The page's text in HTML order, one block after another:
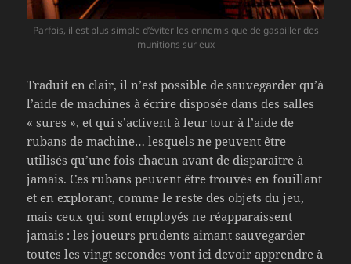
Parfois, il est plus simple d’éviter les ennemis que de gaspiller des
munitions sur eux
Traduit en clair, il n’est possible de sauvegarder qu’à
l’aide de machines à écrire disposée dans des salles
« sures », et qui s’activent à leur tour à l’aide de
rubans de machine… lesquels ne peuvent être
utilisés qu’une fois chacun avant de disparaître à
jamais. Ces rubans peuvent être trouvés en fouillant
et en explorant, comme le reste des objets du jeu,
mais ceux qui sont employés ne réapparaissent
jamais : les joueurs prudents aimant sauvegarder
toutes les vingt secondes vont ici devoir apprendre à